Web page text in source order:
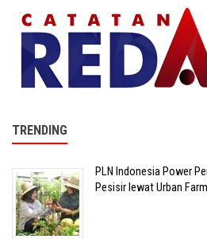
TRENDING
PLN Indonesia Power
Pesisir lewat Urban